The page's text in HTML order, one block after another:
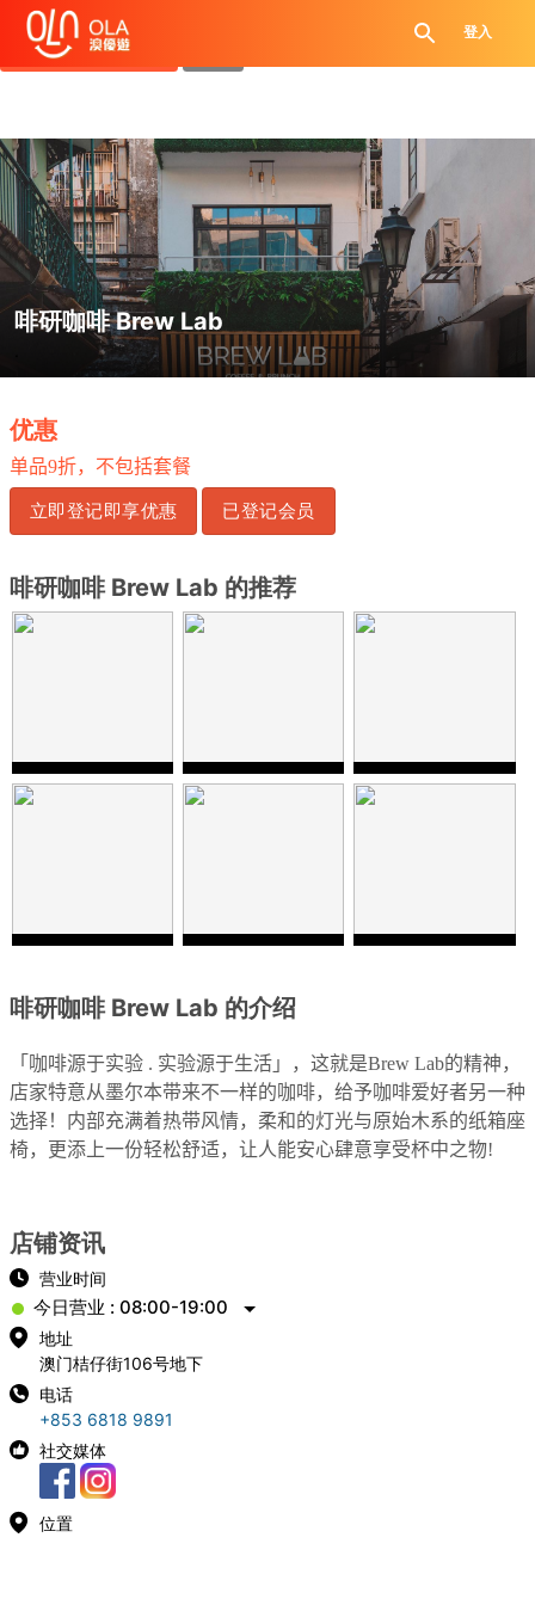
登入
领取每日优惠券
查看`我的优惠记录`
啡研咖啡 Brew Lab
优惠
单品9折，不包括套餐
立即登记即享优惠 已登记会员
啡研咖啡 Brew Lab 的推荐
啡研咖啡 Brew Lab 的介绍
「咖啡源于实验 . 实验源于生活」，这就是Brew Lab的精神，
店家特意从墨尔本带来不一样的咖啡，给予咖啡爱好者另一种
选择！内部充满着热带风情，柔和的灯光与原始木系的纸箱座
椅，更添上一份轻松舒适，让人能安心肆意享受杯中之物!
店铺资讯
营业时间
今日营业 : 08:00-19:00
地址
澳门桔仔街106号地下
电话
+853 6818 9891
社交媒体
位置